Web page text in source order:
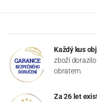
Každý kus
zboží
obratem.
Za 26 let